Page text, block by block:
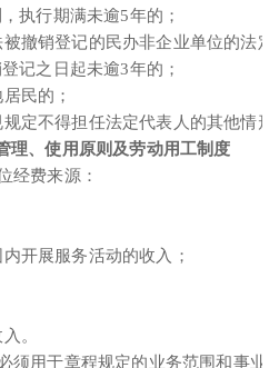
执行期满未逾5年的；
被撤销登记的民办非企业单位的法定
记之日起未逾3年的；
民的；
规定不得担任法定代表人的其他情形
理、使用原则及劳动用工制度
经费来源：
内开展服务活动的收入；
。
须用于章程规定的业务范围和事业